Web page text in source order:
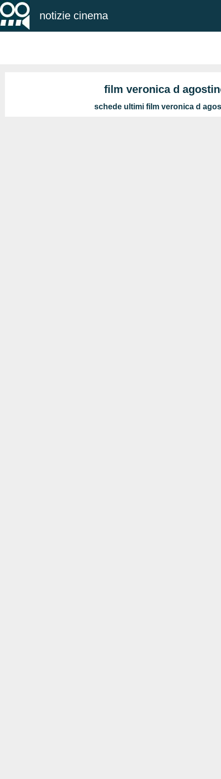
notizie cinema
film veronica d
schede ultimi film veronica d